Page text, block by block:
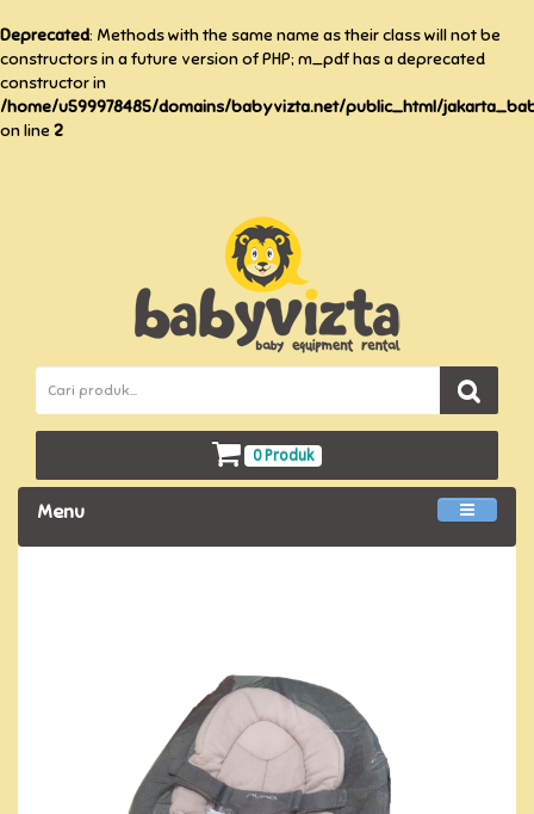
Deprecated: Methods with the same name as their class will not be
constructors in a future version of PHP; m_pdf has a deprecated
constructor in
/home/u599978485/domains/babyvizta.net/public_html/
on line 2
0 Produk
Menu